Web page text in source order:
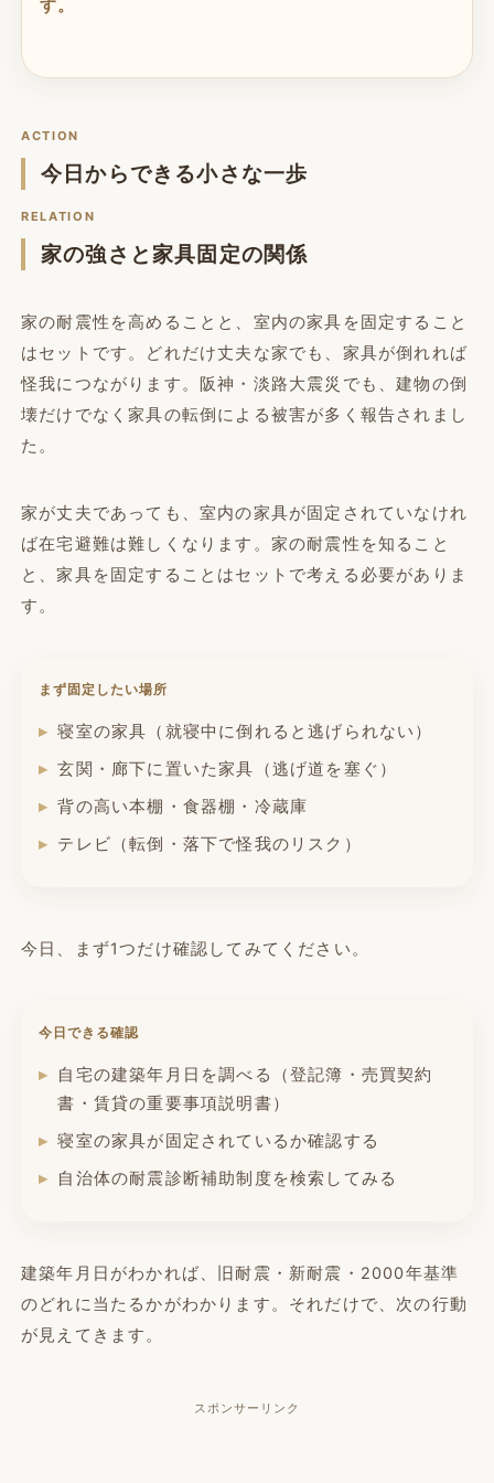
す。
ACTION
今日からできる小さな一歩
RELATION
家の強さと家具固定の関係
家の耐震性を高めることと、室内の家具を固定すること
はセットです。どれだけ丈夫な家でも、家具が倒れれば
怪我につながります。阪神・淡路大震災でも、建物の倒
壊だけでなく家具の転倒による被害が多く報告されまし
た。
家が丈夫であっても、室内の家具が固定されていなけれ
ば在宅避難は難しくなります。家の耐震性を知ること
と、家具を固定することはセットで考える必要がありま
す。
まず固定したい場所
寝室の家具（就寝中に倒れると逃げられない）
玄関・廊下に置いた家具（逃げ道を塞ぐ）
背の高い本棚・食器棚・冷蔵庫
テレビ（転倒・落下で怪我のリスク）
今日、まず1つだけ確認してみてください。
今日できる確認
自宅の建築年月日を調べる（登記簿・売買契約
書・賃貸の重要事項説明書）
寝室の家具が固定されているか確認する
自治体の耐震診断補助制度を検索してみる
建築年月日がわかれば、旧耐震・新耐震・2000年基準
のどれに当たるかがわかります。それだけで、次の行動
が見えてきます。